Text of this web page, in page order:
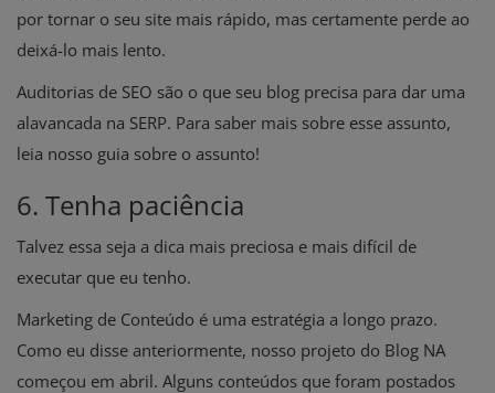
por tornar o seu site mais rápido, mas certamente perde ao
deixá-lo mais lento.
Auditorias de SEO são o que seu blog precisa para dar uma
alavancada na SERP. Para saber mais sobre esse assunto,
leia nosso guia sobre o assunto!
6. Tenha paciência
Talvez essa seja a dica mais preciosa e mais difícil de
executar que eu tenho.
Marketing de Conteúdo é uma estratégia a longo prazo.
Como eu disse anteriormente, nosso projeto do Blog NA
começou em abril. Alguns conteúdos que foram postados